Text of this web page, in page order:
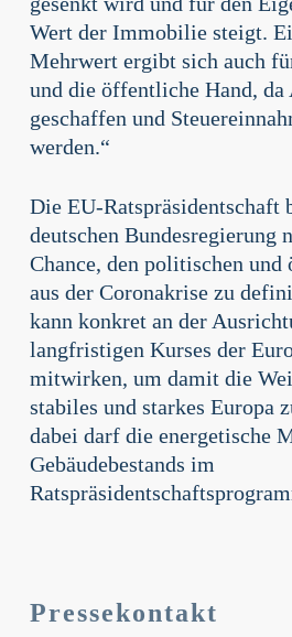
Wert der Immobilie steigt.
Mehrwert ergibt sich auch
und die öffentliche Hand, da
geschaffen und
werden.“
Die EU-Ratspräsidentschaft
deutschen Bundesregierung
Chance, den politischen und
aus der Coronakrise zu
kann konkret an der
langfristigen Kurses der
mitwirken, um damit die
stabiles und starkes Europa
dabei darf die energetische
Gebäudebestands im
Pressekontakt